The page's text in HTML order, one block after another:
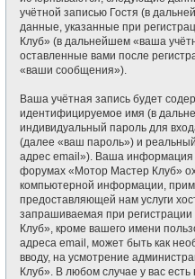
учётной записью Гостя (в
данные, указанные при
Клуб» (в дальнейшем «ваша
оставленные вами после
«ваши сообщения»).
Ваша учётная запись будет
идентифицируемое имя (в
индивидуальный пароль для
(далее «ваш пароль») и
адрес email»). Ваша информация
форумах «Мотор Мастер Клуб»
компьютерной информации,
предоставляющей нам услуги
запрашиваемая при
Клуб», кроме вашего имени
адреса email, может быть как
вводу, на усмотрение
Клуб». В любом случае у вас